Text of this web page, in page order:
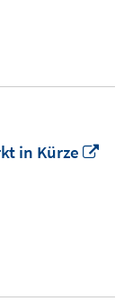
in Kürze